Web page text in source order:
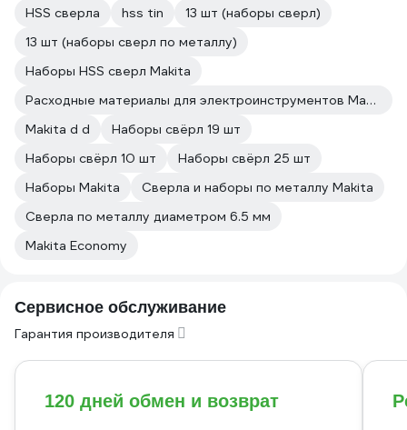
HSS сверла
hss tin
13 шт (наборы сверл)
13 шт (наборы сверл по металлу)
Наборы HSS сверл Makita
Расходные материалы для электроинструментов Makita
Makita d d
Наборы свёрл 19 шт
Наборы свёрл 10 шт
Наборы свёрл 25 шт
Наборы Makita
Сверла и наборы по металлу Makita
Сверла по металлу диаметром 6.5 мм
Makita Economy
Сервисное обслуживание
Гарантия производителя
120 дней обмен и возврат